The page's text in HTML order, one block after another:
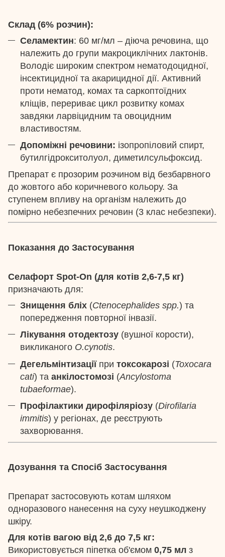
Склад (6% розчин):
Селамектин: 60 мг/мл – діюча речовина, що
належить до групи макроциклічних лактонів.
Володіє широким спектром нематодоцидної,
інсектицидної та акарицидної дії. Активний
проти нематод, комах та саркоптоїдних
кліщів, перериває цикл розвитку комах
завдяки ларвіцидним та овоцидним
властивостям.
Допоміжні речовини: ізопропіловий спирт,
бутилгідрокситолуол, диметилсульфоксид.
Препарат є прозорим розчином від безбарвного
до жовтого або коричневого кольору. За
ступенем впливу на організм належить до
помірно небезпечних речовин (3 клас небезпеки).
Показання до Застосування
Селафорт Spot-On (для котів 2,6-7,5 кг)
призначають для:
Знищення бліх (Ctenocephalides spp.) та
попередження повторної інвазії.
Лікування отодектозу (вушної корости),
викликаного O.cynotis.
Дегельмінтизаціїпри токсокарозі (Toxocara
cati) та анкілостомозі (Ancylostoma
tubaeformae).
Профілактики дирофіляріозу (Dirofilaria
immitis) у регіонах, де реєструють
захворювання.
Дозування та Спосіб Застосування
Препарат застосовують котам шляхом
одноразового нанесення на суху неушкоджену
шкіру.
Для котів вагою від 2,6 до 7,5 кг:
Використовується піпетка об'ємом 0,75 мл з